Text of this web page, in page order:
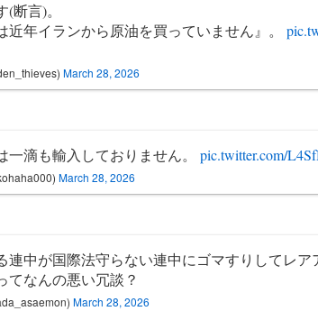
断言)。
近年イランから原油を買っていません』。
March 28, 2026
一滴も輸入しておりません。 pic.twitter.com/
March 28, 2026
連中が国際法守らない連中にゴマすりしてレア
てなんの悪い冗談？
March 28, 2026